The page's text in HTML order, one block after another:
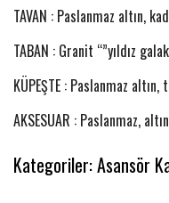
TAVAN : Paslanmaz altın,
TABAN : Granit “”yıldız
KÜPEŞTE : Paslanmaz altın,
AKSESUAR : Paslanmaz,
Kategoriler:Asansör